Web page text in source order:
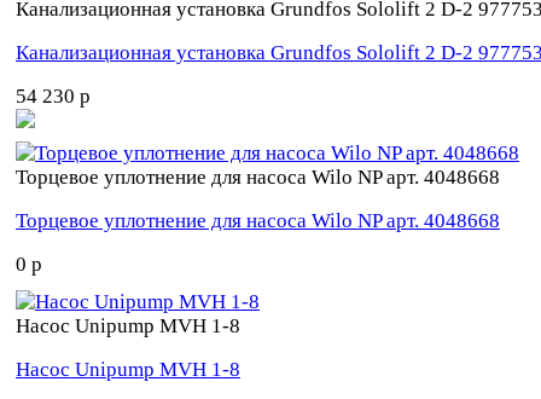
Канализационная установка Grundfos Sololift 2 D-2
Канализационная установка Grundfos Sololift 2 D-2
54 230 p
Торцевое уплотнение для насоса Wilo NP арт. 4048668
Торцевое уплотнение для насоса Wilo NP арт. 4048668
0 p
Насос Unipump MVH 1-8
Насос Unipump MVH 1-8